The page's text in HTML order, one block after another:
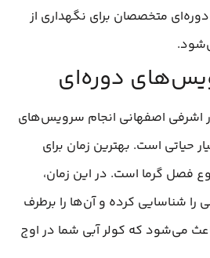
متخصصان برای نگهداری از
دوره‌ای
اشرفی اصفهانی انجام سرویس‌های
حیاتی است. بهترین زمان برای
فصل گرما است. در این زمان،
را شناسایی کرده و آن‌ها را برطرف
می‌شود که کولر آبی شما در اوج